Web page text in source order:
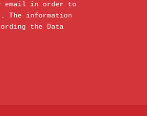
email in order to
The information
the Data